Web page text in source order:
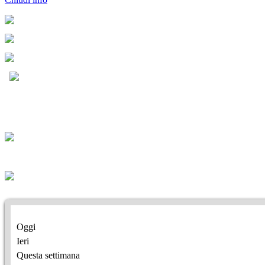
Oggi
Ieri
Questa settimana